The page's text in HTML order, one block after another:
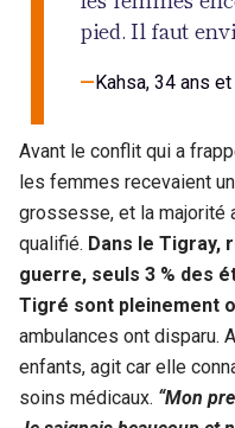
pied. Il faut
Kahsa, 34 ans
Avant le conflit qui a
les femmes recevaient
grossesse, et la majorité
qualifié. Dans le Tigray,
guerre, seuls 3 % des
Tigré sont pleinement
ambulances ont disparu.
enfants, agit car elle
soins médicaux. “Mon